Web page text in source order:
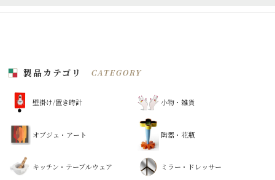
製品カテゴリ CATEGORY
壁掛け/置き時計 小物・雑貨
オブジェ・アート 陶器・花瓶
キッチン・テーブルウェア ミラー・ドレッサー